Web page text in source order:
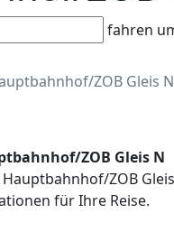
fahren
ZOB Gleis N
ZOB Gleis N
ZOB
für Ihre Reise.